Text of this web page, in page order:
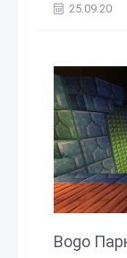
25.09.20
Bogo